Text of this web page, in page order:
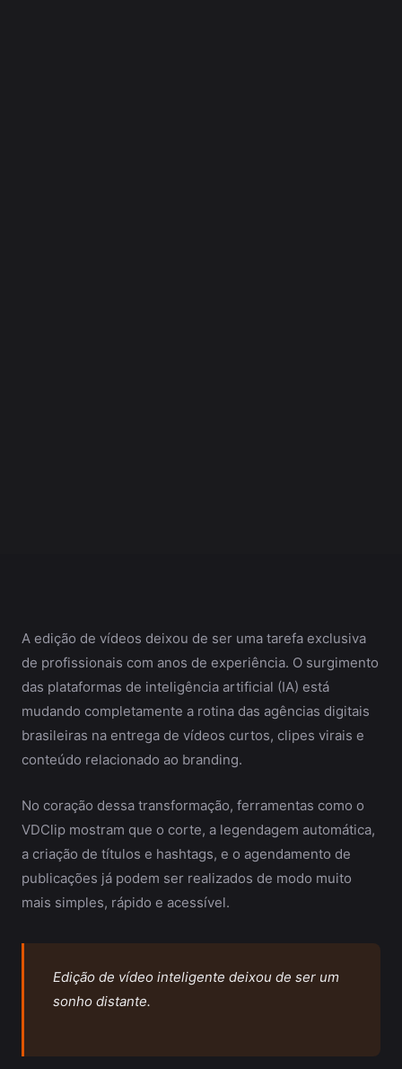
A edição de vídeos deixou de ser uma tarefa exclusiva
de profissionais com anos de experiência. O surgimento
das plataformas de inteligência artificial (IA) está
mudando completamente a rotina das agências digitais
brasileiras na entrega de vídeos curtos, clipes virais e
conteúdo relacionado ao branding.
No coração dessa transformação, ferramentas como o
VDClip mostram que o corte, a legendagem automática,
a criação de títulos e hashtags, e o agendamento de
publicações já podem ser realizados de modo muito
mais simples, rápido e acessível.
Edição de vídeo inteligente deixou de ser um
sonho distante.